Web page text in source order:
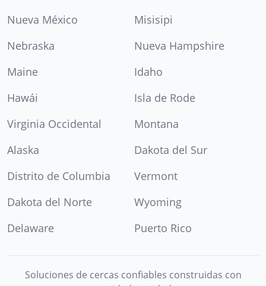
Nueva México
Misisipi
Nebraska
Nueva Hampshire
Maine
Idaho
Hawái
Isla de Rode
Virginia Occidental
Montana
Alaska
Dakota del Sur
Distrito de Columbia
Vermont
Dakota del Norte
Wyoming
Delaware
Puerto Rico
Soluciones de cercas confiables construidas con